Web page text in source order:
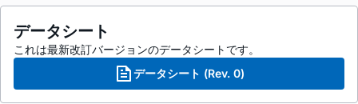
データシート
これは最新改訂バージョンのデータシートです。
データシート (Rev. 0)